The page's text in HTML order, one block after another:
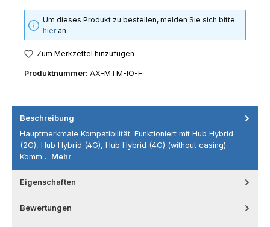
Um dieses Produkt zu bestellen, melden Sie sich bitte
hieran.
Zum Merkzettel hinzufügen
Produktnummer: AX-MTM-IO-F
Beschreibung
Hauptmerkmale Kompatibilität: Funktioniert mit Hub Hybrid
(2G), Hub Hybrid (4G), Hub Hybrid (4G) (without casing)
Komm… Mehr
Eigenschaften
Bewertungen